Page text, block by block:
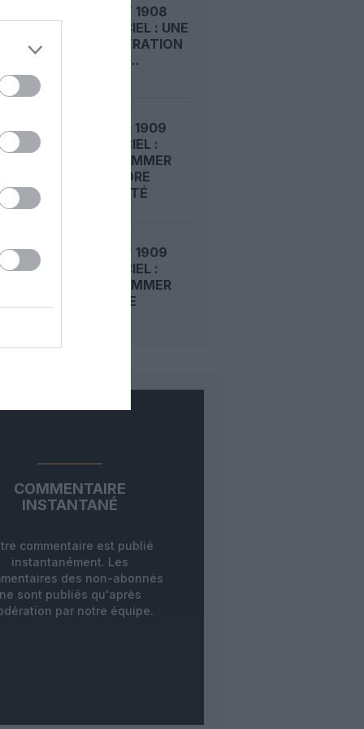
LE 8 AOÛT 1908
DANS LE CIEL : UNE
DÉMONSTRATION
PUBLIQUE...
LE 7 AOÛT 1909
DANS LE CIEL :
ROGER SOMMER
FAIT ENCORE
L’ACTUALITÉ
LE 6 AOÛT 1909
DANS LE CIEL :
ROGER SOMMER
PERMET LE
COMMENTAIRE
INSTANTANÉ
commentaire est publié
instantanément. Les
des non-abonnés
ne sont publiés qu'après
par notre équipe.